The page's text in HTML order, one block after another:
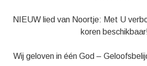
NIEUW lied van Noortje: Met U
koren
Wij geloven in één God –